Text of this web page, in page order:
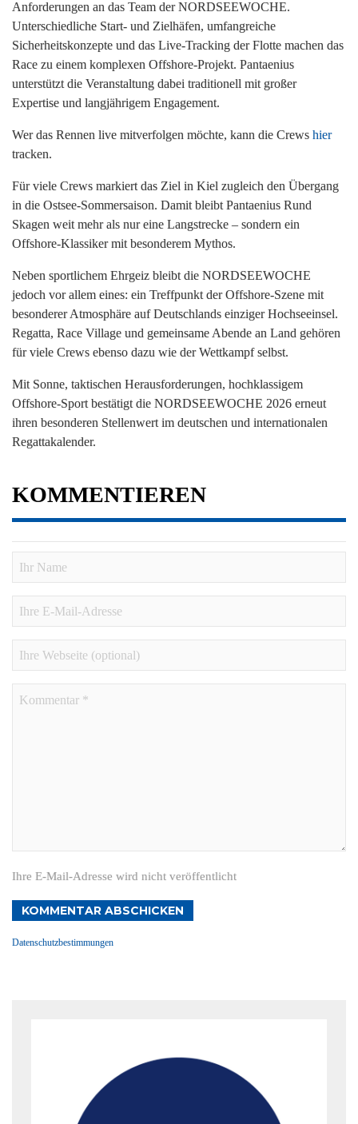
Anforderungen an das Team der NORDSEEWOCHE.
Unterschiedliche Start- und Zielhäfen, umfangreiche
Sicherheitskonzepte und das Live-Tracking der Flotte machen das
Race zu einem komplexen Offshore-Projekt. Pantaenius
unterstützt die Veranstaltung dabei traditionell mit großer
Expertise und langjährigem Engagement.
Wer das Rennen live mitverfolgen möchte, kann die Crews hier
tracken.
Für viele Crews markiert das Ziel in Kiel zugleich den Übergang
in die Ostsee-Sommersaison. Damit bleibt Pantaenius Rund
Skagen weit mehr als nur eine Langstrecke – sondern ein
Offshore-Klassiker mit besonderem Mythos.
Neben sportlichem Ehrgeiz bleibt die NORDSEEWOCHE
jedoch vor allem eines: ein Treffpunkt der Offshore-Szene mit
besonderer Atmosphäre auf Deutschlands einziger Hochseeinsel.
Regatta, Race Village und gemeinsame Abende an Land gehören
für viele Crews ebenso dazu wie der Wettkampf selbst.
Mit Sonne, taktischen Herausforderungen, hochklassigem
Offshore-Sport bestätigt die NORDSEEWOCHE 2026 erneut
ihren besonderen Stellenwert im deutschen und internationalen
Regattakalender.
KOMMENTIEREN
Ihre E-Mail-Adresse wird nicht veröffentlicht
KOMMENTAR ABSCHICKEN
Datenschutzbestimmungen